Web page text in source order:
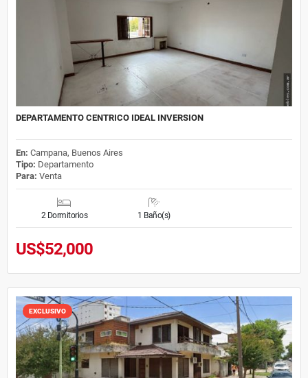
DEPARTAMENTO CENTRICO IDEAL INVERSION
En: Campana, Buenos Aires
Tipo: Departamento
Para: Venta
2 Dormitorios 1 Baño(s)
US$52,000
EXCLUSIVO